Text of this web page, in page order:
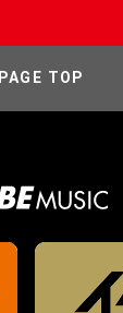
PAGE TOP